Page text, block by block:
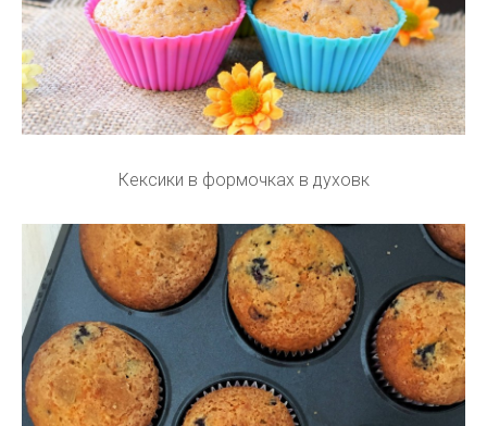
Кексики в формочках в духовк